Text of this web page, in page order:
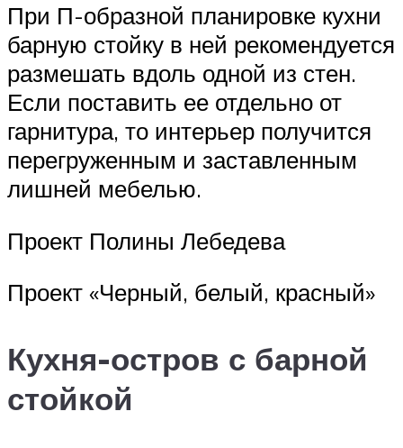
При П-образной планировке кухни
барную стойку в ней рекомендуется
размешать вдоль одной из стен.
Если поставить ее отдельно от
гарнитура, то интерьер получится
перегруженным и заставленным
лишней мебелью.
Проект Полины Лебедева
Проект «Черный, белый, красный»
Кухня-остров с барной
стойкой